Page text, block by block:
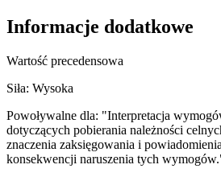
Informacje dodatkowe
Wartość precedensowa
Siła: Wysoka
Powoływalne dla: "Interpretacja
dotyczących pobierania należności
znaczenia zaksięgowania i
konsekwencji naruszenia tych